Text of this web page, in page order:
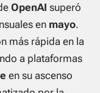
OpenAI superó
en mayo.
más rápida en la
a plataformas
en su ascenso